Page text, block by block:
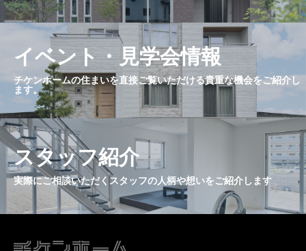
イベント・見学会情報
チケンホームの住まいを直接ご覧いただける貴重な機会をご紹介し
ます。
スタッフ紹介
実際にご相談いただくスタッフの人柄や想いをご紹介します